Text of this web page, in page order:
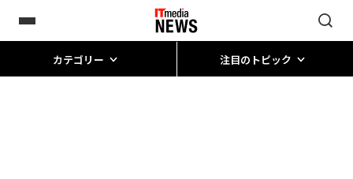
カテゴリー 注目のトピック